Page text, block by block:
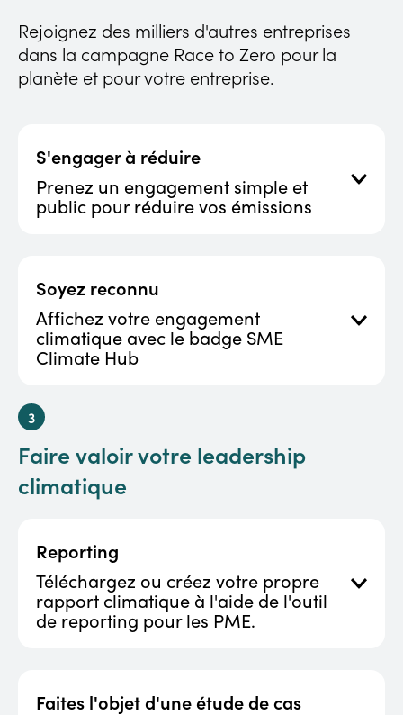
déplacements et sources d’énergie
Chaînes d'approvisionnement
Rejoignez des milliers d'autres entreprises
dans la campagne Race to Zero pour la
planète et pour votre entreprise.
S'engager à réduire
Prenez un engagement simple et
public pour réduire vos émissions
Divulguer nos progrès sur une base annuelle
ENGAGEZ-VOUS MAINTENANT
Soyez reconnu
Affichez votre engagement
climatique avec le badge SME
Climate Hub
Faire valoir votre leadership
climatique
Reporting
Téléchargez ou créez votre propre
rapport climatique à l'aide de l'outil
de reporting pour les PME.
PUBLIEZ VOS PROGRÈS
Faites l'objet d'une étude de cas